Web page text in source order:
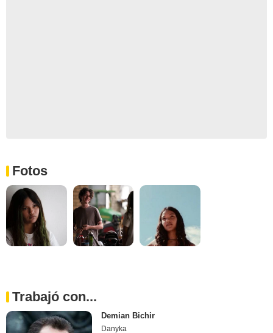
Fotos
Trabajó con...
Demian Bichir
Danyka